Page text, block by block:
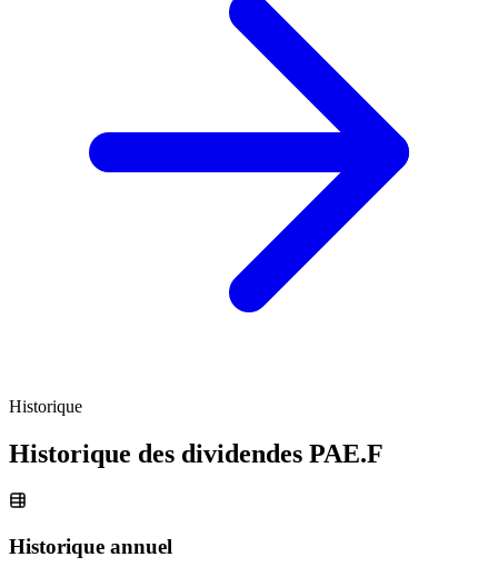
Historique
Historique des dividendes PAE.F
Historique annuel